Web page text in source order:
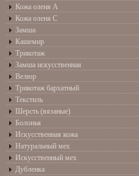
Кожа оленя А
Кожа оленя С
Замша
Кашемир
Трикотаж
Замша искусственная
Велюр
Трикотаж бархатный
Текстиль
Шерсть (вязаные)
Болонья
Искусственная кожа
Натуральный мех
Искусственный мех
Дубленка